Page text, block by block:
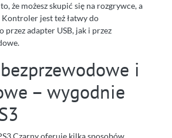
że możesz skupić się na rozgrywce, a
jest też łatwy do
przez adapter USB, jak i przez
i
– wygodnie
Czarny oferuje kilka sposobów